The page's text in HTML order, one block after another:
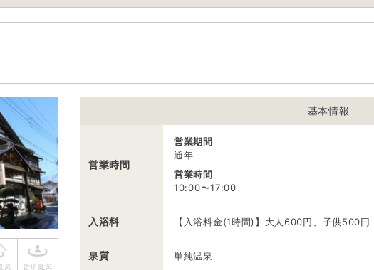
昔ながら
ことなく
できる。
好。
電話番号 0553332033
※ 掲載情報は変更になる場合があります。最新の内容はご利用前にご自
基本情報
営業時間
営業期間
通年
営業時間
10:00〜17:00
入浴料 【入浴料金(1時間)】大人600円、子供500円
泉質 単純温泉